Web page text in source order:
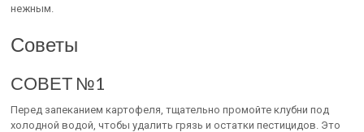
нежным.
Советы
СОВЕТ №1
Перед запеканием картофеля, тщательно промойте клубни под
холодной водой, чтобы удалить грязь и остатки пестицидов. Это